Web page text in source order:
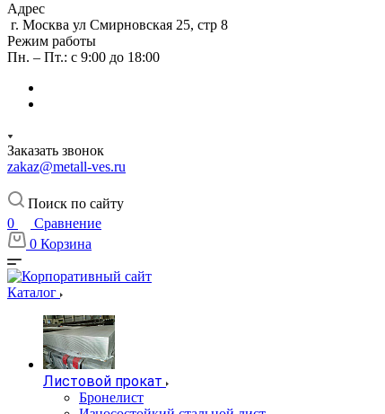
Адрес
г. Москва ул Смирновская 25, стр 8
Режим работы
Пн. – Пт.: с 9:00 до 18:00
Заказать звонок
zakaz@metall-ves.ru
Поиск по сайту
0
Сравнение
0 Корзина
Каталог
Листовой прокат
Бронелист